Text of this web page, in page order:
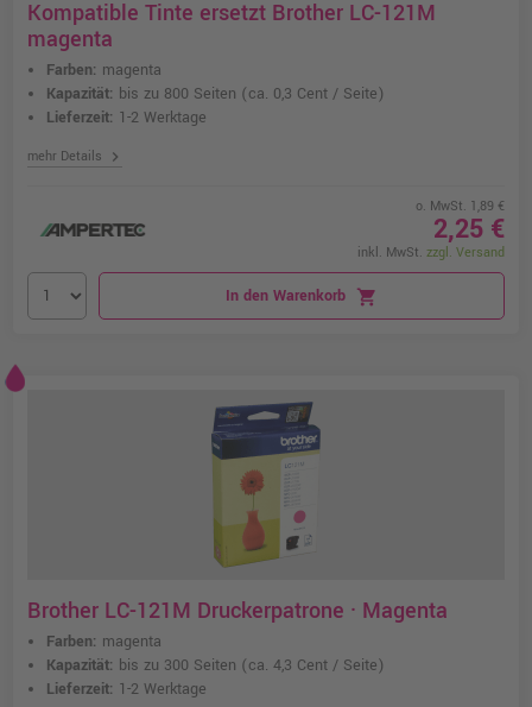
Kompatible Tinte ersetzt Brother LC-121M
magenta
Farben: magenta
Kapazität: bis zu 800 Seiten (ca. 0,3 Cent / Seite)
Lieferzeit: 1-2 Werktage
mehr Details chevron_right
o. MwSt. 1,89 €
2,25 €
inkl. MwSt. zzgl. Versand
In den Warenkorb shopping_cart
Brother LC-121M Druckerpatrone · Magenta
Farben: magenta
Kapazität: bis zu 300 Seiten (ca. 4,3 Cent / Seite)
Lieferzeit: 1-2 Werktage